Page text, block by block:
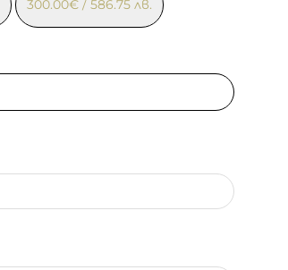
300.00€ / 586.75 лв.